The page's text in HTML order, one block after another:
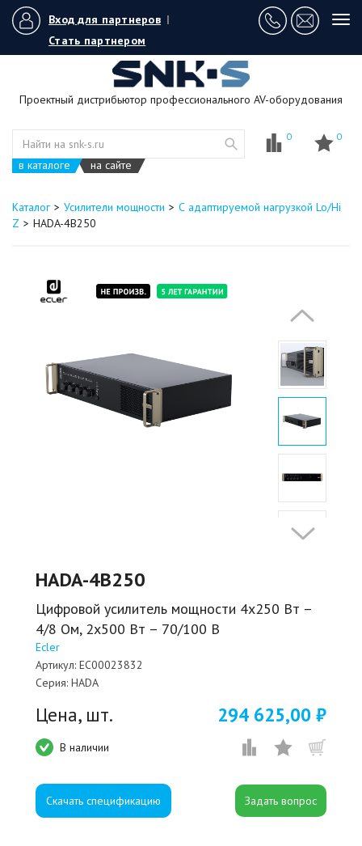
Вход для партнеров |
Стать партнером
Проектный дистрибьютор профессионального AV-оборудования
в каталоге на сайте
0 0
Каталог Усилители мощности
С адаптируемой нагрузкой Lo/Hi
Z
HADA-4B250
HADA-4B250
Цифровой усилитель мощности 4х250 Вт –
4/8 Ом, 2x500 Вт – 70/100 В
Ecler
Артикул: EC00023832
Серия: HADA
Цена, шт. 294 625,00 ₽
В наличии
Скачать спецификацию